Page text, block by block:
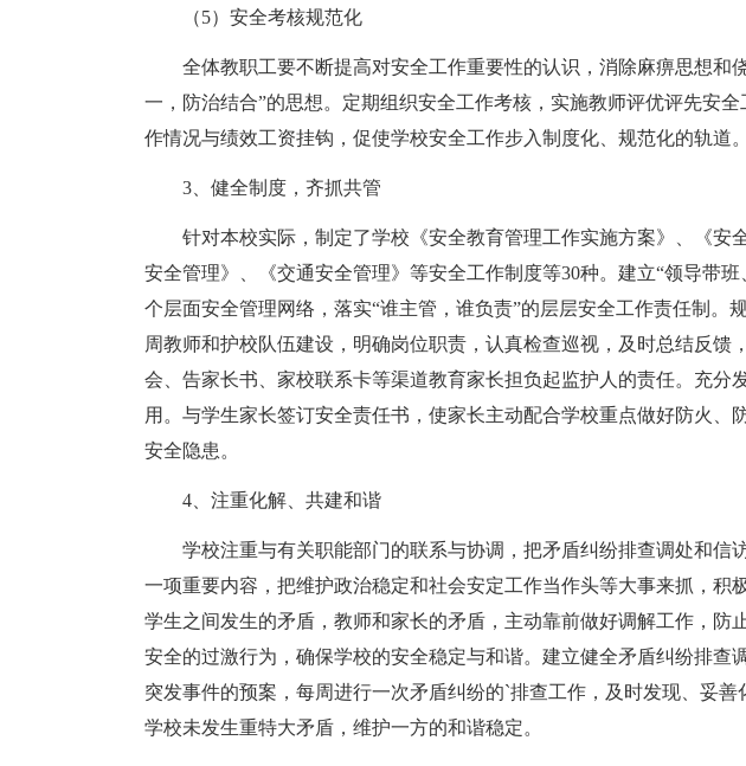
（5）安全考核规范化
全体教职工要不断提高对安全工作重要性的认识，消除麻痹思想和
一，防治结合”的思想。定期组织安全工作考核，实施教师评优评先安
作情况与绩效工资挂钩，促使学校安全工作步入制度化、规范化的轨道。
3、健全制度，齐抓共管
针对本校实际，制定了学校《安全教育管理工作实施方案》、《安
安全管理》、《交通安全管理》等安全工作制度等30种。建立“领导带
个层面安全管理网络，落实“谁主管，谁负责”的层层安全工作责任制。
周教师和护校队伍建设，明确岗位职责，认真检查巡视，及时总结反馈
会、告家长书、家校联系卡等渠道教育家长担负起监护人的责任。充分
用。与学生家长签订安全责任书，使家长主动配合学校重点做好防火、
安全隐患。
4、注重化解、共建和谐
学校注重与有关职能部门的联系与协调，把矛盾纠纷排查调处和信
一项重要内容，把维护政治稳定和社会安定工作当作头等大事来抓，积
学生之间发生的矛盾，教师和家长的矛盾，主动靠前做好调解工作，防
安全的过激行为，确保学校的安全稳定与和谐。建立健全矛盾纠纷排查
突发事件的预案，每周进行一次矛盾纠纷的`排查工作，及时发现、妥善
学校未发生重特大矛盾，维护一方的和谐稳定。